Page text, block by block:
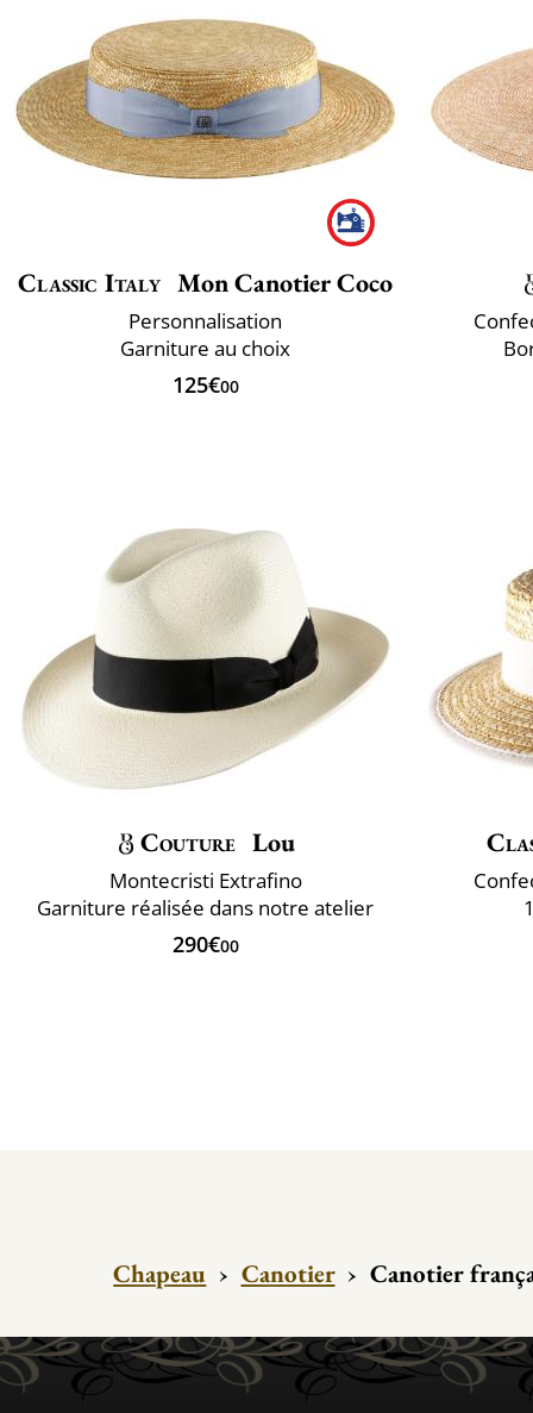
Classic Italy Mon Canotier Coco
Personnalisation
Garniture au choix
125€00
Couture Lou
Montecristi Extrafino
Garniture réalisée dans notre atelier
290€00
Chapeau › Canotier › Canotier